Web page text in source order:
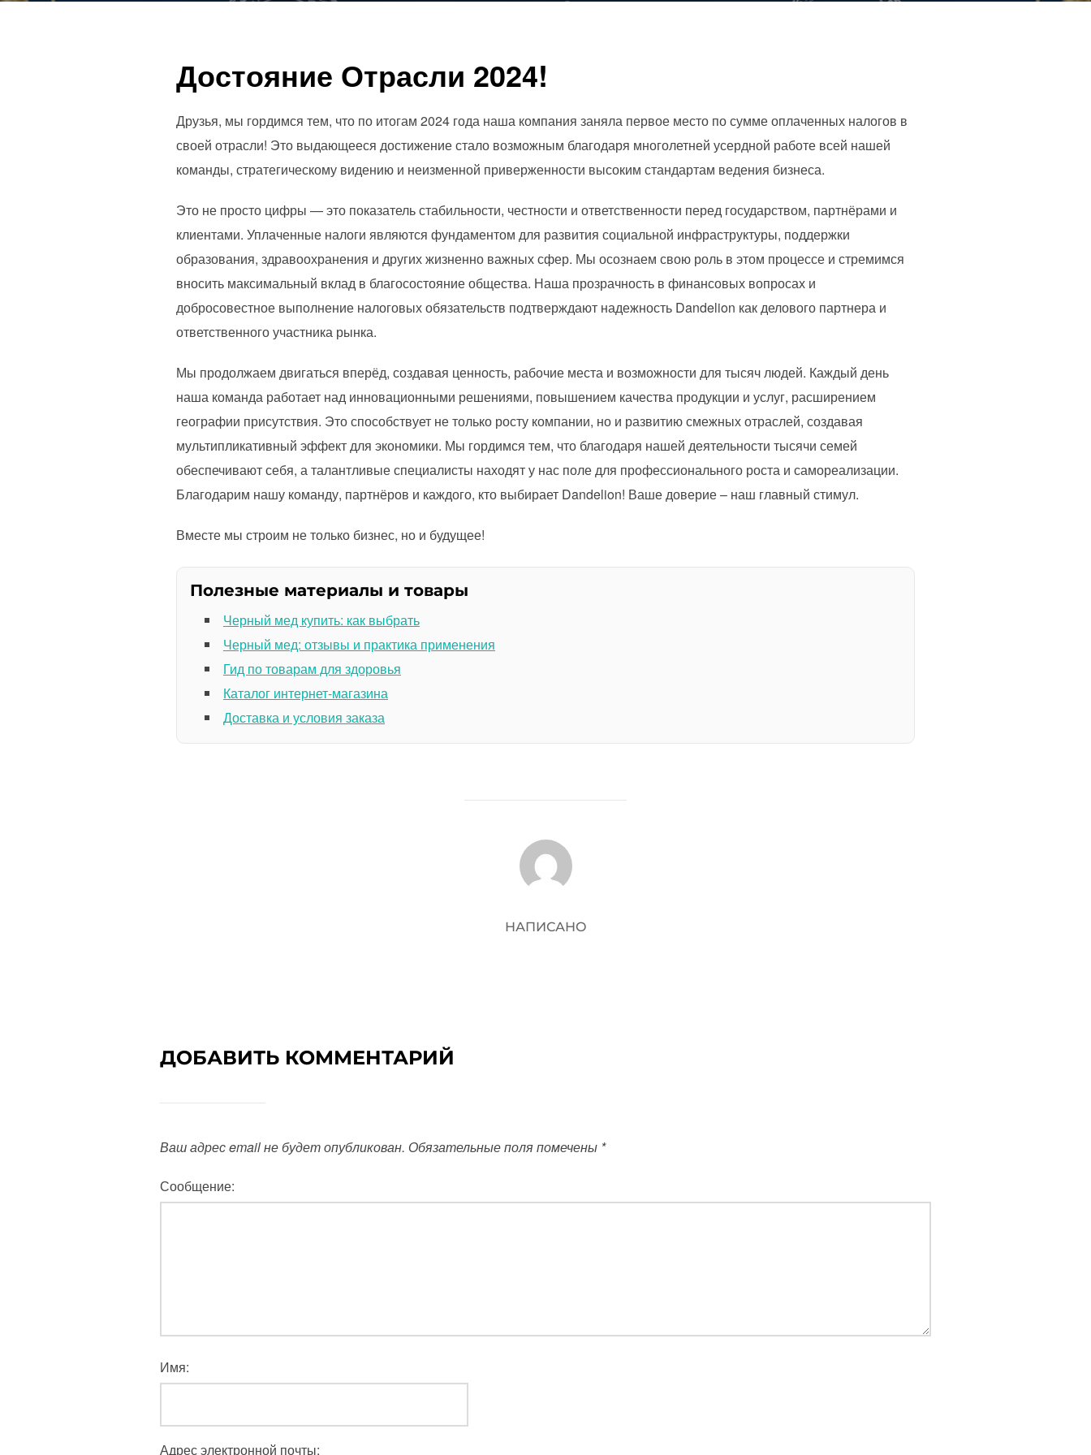
Достояние Отрасли 2024!
Друзья, мы гордимся тем, что по итогам 2024 года наша компания заняла первое место по сумме оплаченных налогов в
своей отрасли! Это выдающееся достижение стало возможным благодаря многолетней усердной работе всей нашей
команды, стратегическому видению и неизменной приверженности высоким стандартам ведения бизнеса.
Это не просто цифры — это показатель стабильности, честности и ответственности перед государством, партнёрами и
клиентами. Уплаченные налоги являются фундаментом для развития социальной инфраструктуры, поддержки
образования, здравоохранения и других жизненно важных сфер. Мы осознаем свою роль в этом процессе и стремимся
вносить максимальный вклад в благосостояние общества. Наша прозрачность в финансовых вопросах и
добросовестное выполнение налоговых обязательств подтверждают надежность Dandelion как делового партнера и
ответственного участника рынка.
Мы продолжаем двигаться вперёд, создавая ценность, рабочие места и возможности для тысяч людей. Каждый день
наша команда работает над инновационными решениями, повышением качества продукции и услуг, расширением
географии присутствия. Это способствует не только росту компании, но и развитию смежных отраслей, создавая
мультипликативный эффект для экономики. Мы гордимся тем, что благодаря нашей деятельности тысячи семей
обеспечивают себя, а талантливые специалисты находят у нас поле для профессионального роста и самореализации.
Благодарим нашу команду, партнёров и каждого, кто выбирает Dandelion! Ваше доверие – наш главный стимул.
Вместе мы строим не только бизнес, но и будущее!
Полезные материалы и товары
Черный мед купить: как выбрать
Черный мед: отзывы и практика применения
Гид по товарам для здоровья
Каталог интернет-магазина
Доставка и условия заказа
АВТОР ЗАПИСИ
НАПИСАНО
ДОБАВИТЬ КОММЕНТАРИЙ
Ваш адрес email не будет опубликован. Обязательные поля помечены *
Сообщение:
Имя:
Адрес электронной почты: